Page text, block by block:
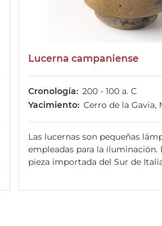
Lucerna campaniense
Cronología
200 - 100 a. C
Yacimiento Cerro de la Gavia,
Las lucernas son pequeñas
empleadas para la iluminación.
pieza importada del Sur de